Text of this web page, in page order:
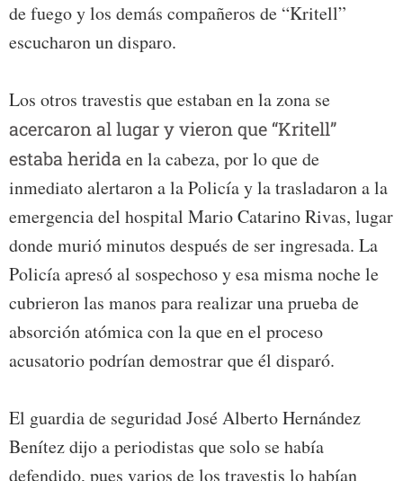
de fuego y los demás compañeros de “Kritell”
escucharon un disparo.
Los otros travestis que estaban en la zona se
acercaron al lugar y vieron que “Kritell”
estaba heridaen la cabeza, por lo que de
inmediato alertaron a la Policía y la trasladaron a la
emergencia del hospital Mario Catarino Rivas, lugar
donde murió minutos después de ser ingresada. La
Policía apresó al sospechoso y esa misma noche le
cubrieron las manos para realizar una prueba de
absorción atómica con la que en el proceso
acusatorio podrían demostrar que él disparó.
El guardia de seguridad José Alberto Hernández
Benítez dijo a periodistas que solo se había
defendido, pues varios de los travestis lo habían